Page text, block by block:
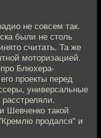
не совсем так.
были не столь
считать. Та же
моторизацией.
Блюхера-
проекты перед
универсальные
Шевченко такой
продался" и